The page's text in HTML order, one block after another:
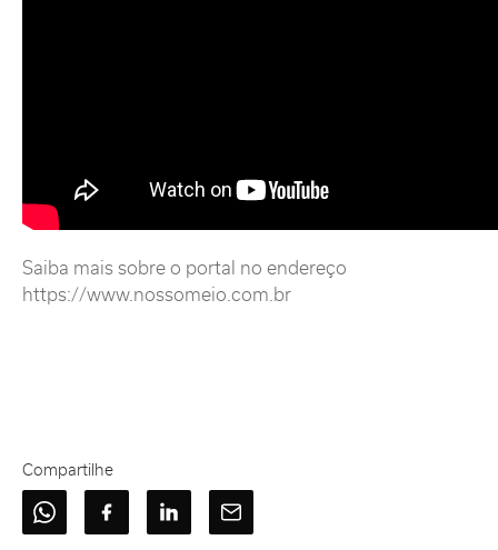
Saiba mais sobre o portal no endereço
https://www.nossomeio.com.br
Compartilhe